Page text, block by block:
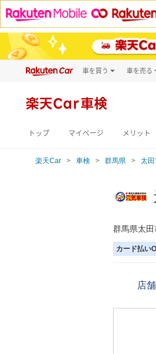
車を買う
新車
車を売る
楽天Car車検
トップ マイページ メリット
楽天Car 車検 群馬県 太
群馬県太
カード払い
店